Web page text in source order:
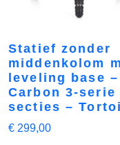
Statief zonder
middenkolom
leveling base –
Carbon 3-serie
secties –
€ 299,00